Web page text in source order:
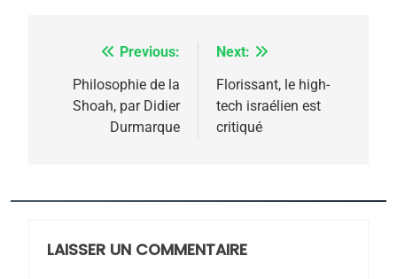
Navigation
l’article
Previous:
Philosophie de la
Shoah, par Didier
Durmarque
Next:
Florissant, le high-
tech israélien est
critiqué
LAISSER UN COMMENTAIRE
2025, l’année la plus
rapport d’ADL contre
FRANCE ISRAÉL